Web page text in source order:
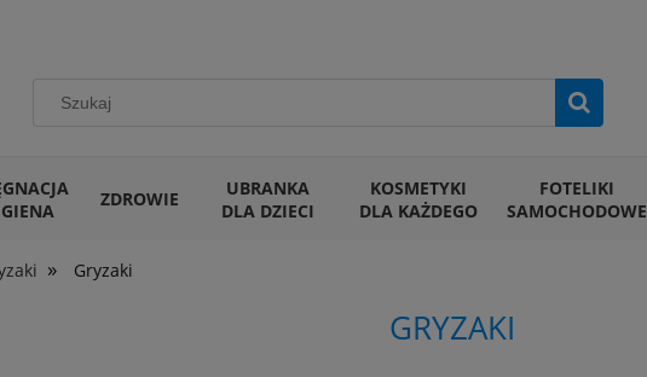
ZDROWIE
UBRANKA
DLA DZIECI
KOSMETYKI
DLA KAŻDEGO
FOTELIKI
SAMOCHODOWE
» Gryzaki
GRYZAKI